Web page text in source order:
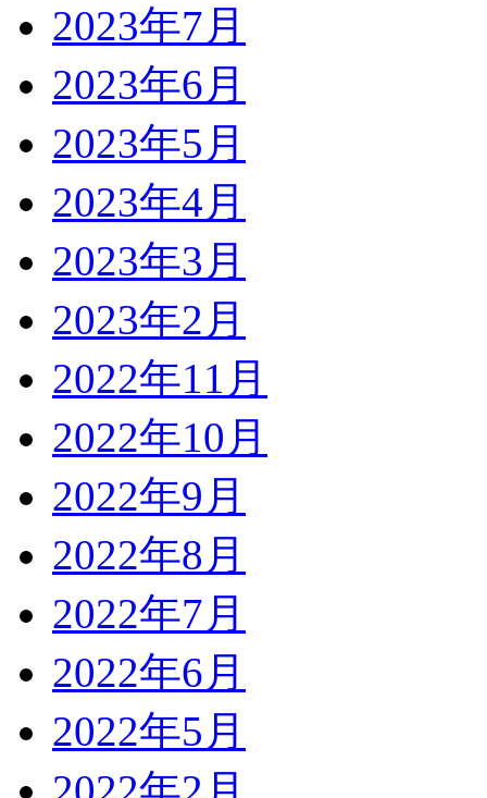
2023年7月
2023年6月
2023年5月
2023年4月
2023年3月
2023年2月
2022年11月
2022年10月
2022年9月
2022年8月
2022年7月
2022年6月
2022年5月